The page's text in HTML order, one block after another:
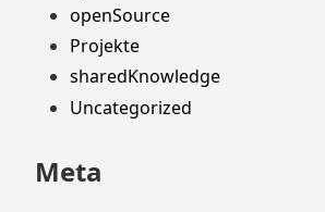
openSource
Projekte
sharedKnowledge
Uncategorized
Meta